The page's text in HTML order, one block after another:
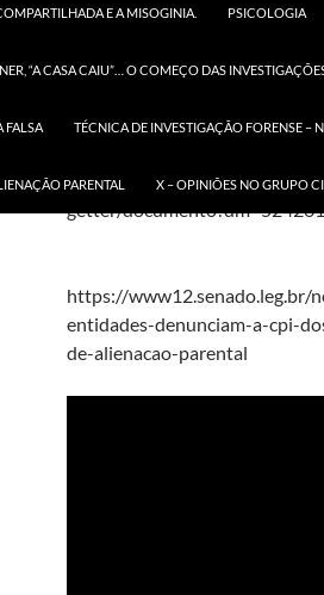
E A MISOGINIA. PSICOLOGIA
“A CASA CAIU”… O COMEÇO DAS
FALSA TÉCNICA DE INVESTIGAÇÃO FORENSE –
PARENTAL X – OPINIÕES NO GRUPO
DOC-RQS 2772017-20170425
getter/
https://www12.senado.leg.br/
entidades-denunciam-a-cpi-
de-alienacao-parental